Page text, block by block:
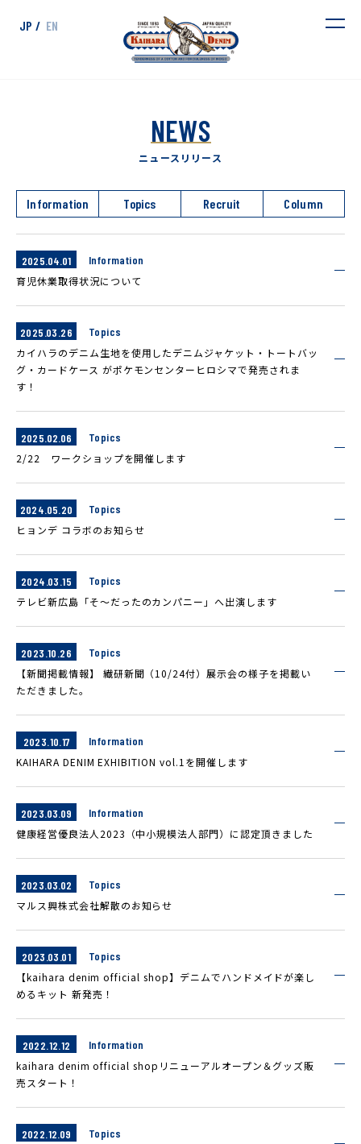
EN
JP /
NEWS
ニュースリリース
Information Topics Recruit Column
2025.04.01
Information
育児休業取得状況について
2025.03.26
Topics
カイハラのデニム生地を使用したデニムジャケット・トートバッ
グ・カードケース がポケモンセンターヒロシマで発売されま
す！
2025.02.06
Topics
2/22 ワークショップを開催します
2024.05.20
Topics
ヒョンデ コラボのお知らせ
2024.03.15
Topics
テレビ新広島「そ～だったのカンパニー」へ出演します
2023.10.26
Topics
【新聞掲載情報】 繊研新聞（10/24付）展示会の様子を掲載い
ただきました。
2023.10.17
Information
KAIHARA DENIM EXHIBITION vol.1を開催します
2023.03.09
Information
健康経営優良法人2023（中小規模法人部門）に認定頂きました
2023.03.02
Topics
マルス興株式会社解散のお知らせ
2023.03.01
Topics
【kaihara denim official shop】デニムでハンドメイドが楽し
めるキット 新発売！
2022.12.12
Information
kaihara denim official shopリニューアルオープン＆グッズ販
売スタート！
2022.12.09
Topics